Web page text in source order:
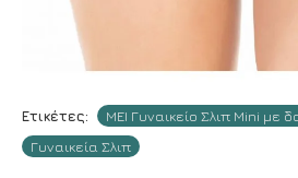
Ετικέτες: MEI Γυναικείο Σλιπ Mini με
Γυναικεία Σλιπ